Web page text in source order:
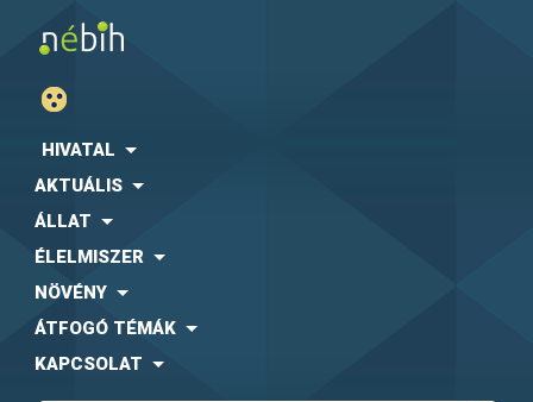
HIVATAL
AKTUÁLIS
ÁLLAT
ÉLELMISZER
NÖVÉNY
ÁTFOGÓ TÉMÁK
KAPCSOLAT